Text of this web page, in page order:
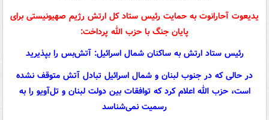
یدیعوت آحارانوت به حمایت رئیس ستاد کل ارتش رژیم صهیونیستی برای
پایان جنگ با حزب الله پرداخت:
رئیس ستاد ارتش به ساکنان شمال اسرائیل: آتش‌بس را بپذیرید
در حالی که در جنوب لبنان و شمال اسرائیل تبادل آتش‌ متوقف نشده
است، حزب الله اعلام کرد که توافقات بین دولت لبنان و تل‌آویو را به
رسمیت نمی‌شناسد